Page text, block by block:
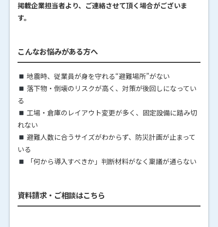
掲載企業担当者より、ご連絡させて頂く場合がございま
す。
こんなお悩みがある方へ
地震時、従業員が身を守れる“避難場所”がない
落下物・倒壊のリスクが高く、対策が後回しになってい
る
工場・倉庫のレイアウト変更が多く、固定設備に踏み切
れない
避難人数に合うサイズがわからず、防災計画が止まって
いる
「何から導入すべきか」判断材料がなく稟議が通らない
資料請求・ご相談はこちら